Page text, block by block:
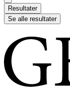
Resultater
Se alle resultater